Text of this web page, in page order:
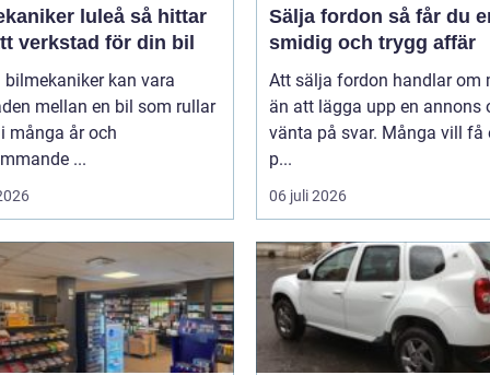
luleå så hittar
verkstad för din bil
bilmekaniker kan vara
mellan en bil som rullar
många år och
...
Sälja fordon så får du en
smidig och trygg affär
Att sälja fordon handlar om
än att lägga upp en annons
vänta på svar. Många vill få
p...
06 juli 2026